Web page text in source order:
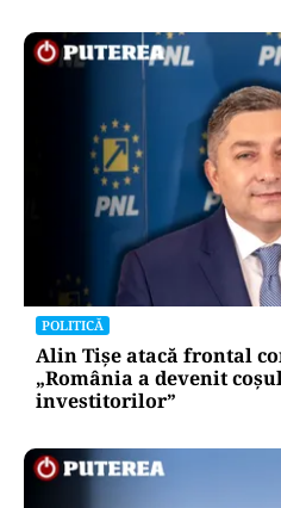
POLITICĂ
Alin Tișe atacă frontal
„România a devenit
investitorilor”